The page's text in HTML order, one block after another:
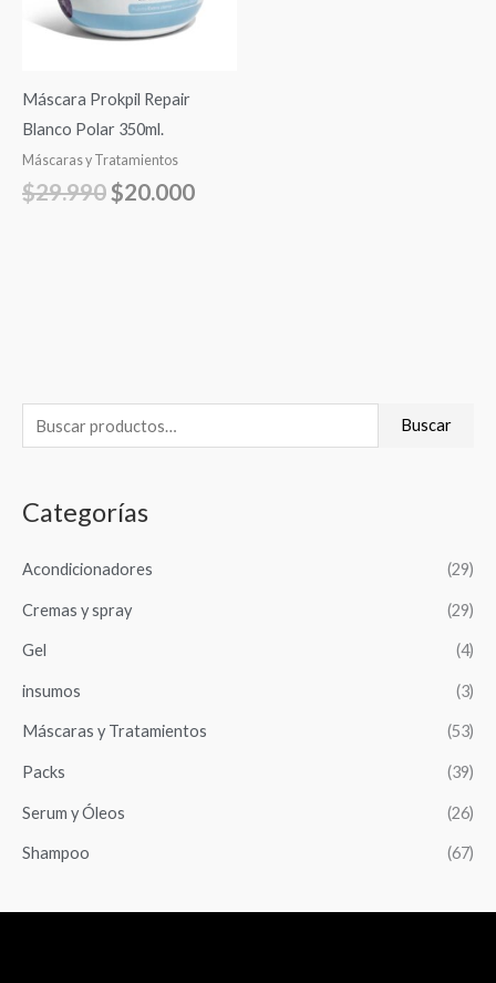
u
c
r
p
o
Buscar
Categorías
Acondicionadores (29)
Cremas y spray (29)
Gel (4)
insumos (3)
Máscaras y Tratamientos (53)
Packs (39)
Serum y Óleos (26)
Shampoo (67)
Máscara Prokpil Repair
Blanco Polar 350ml.
Máscaras y Tratamientos
$29.990 $20.000